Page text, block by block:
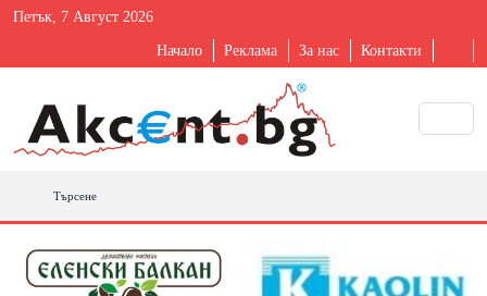
Петък, 7 Август 2026
Начало Реклама За нас Контакти
Търсене